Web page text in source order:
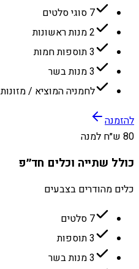
7 סוגי סלטים
2 מנות ראשונות
3 תוספות חמות
3 מנות בשר
לחמניה המוציא / מזונות
להזמנה
80 ש״ח למנה
כולל שתייה וכלים חד״פ
כלים מהודרים בצבעים
7 סלטים
3 תוספות
3 מנות בשר